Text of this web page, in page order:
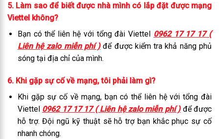
5. Làm sao để biết được nhà mình có lắp đặt được mạng
Viettel không?
Bạn có thể liên hệ với tổng đài Viettel 0962 17 17 17 (
Liên hệ zalo miễn phí )để được kiểm tra khả năng phủ
sóng tại địa chỉ của mình.
6. Khi gặp sự cố về mạng, tôi phải làm gì?
Khi gặp sự cố về mạng, bạn có thể liên hệ với tổng đài
Viettel 0962 17 17 17 ( Liên hệ zalo miễn phí )để được
hỗ trợ. Đội ngũ kỹ thuật sẽ hỗ trợ bạn khắc phục sự cố
nhanh chóng.